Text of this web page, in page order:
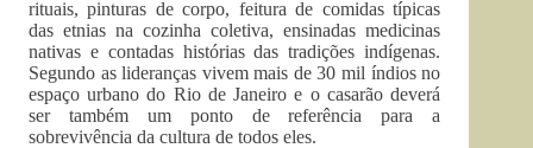
rituais, pinturas de corpo, feitura de comidas típicas
das etnias na cozinha coletiva, ensinadas medicinas
nativas e contadas histórias das tradições indígenas.
Segundo as lideranças vivem mais de 30 mil índios no
espaço urbano do Rio de Janeiro e o casarão deverá
ser também um ponto de referência para a
sobrevivência da cultura de todos eles.